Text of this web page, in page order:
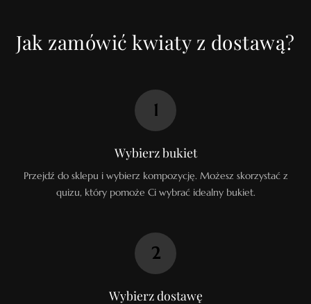
Jak zamówić kwiaty z dostawą?
1
Wybierz bukiet
Przejdź do sklepu i wybierz kompozycję. Możesz skorzystać z
quizu, który pomoże Ci wybrać idealny bukiet.
2
Wybierz dostawę